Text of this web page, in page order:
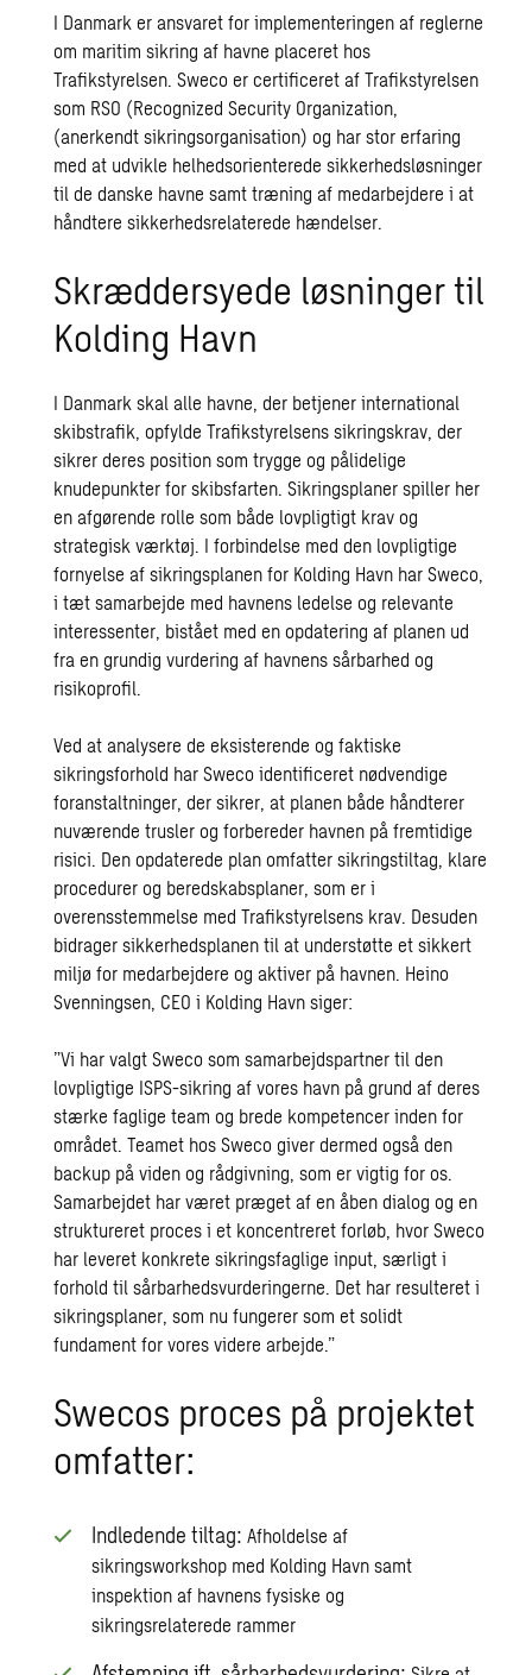
I Danmark er ansvaret for implementeringen af reglerne
om maritim sikring af havne placeret hos
Trafikstyrelsen. Sweco er certificeret af Trafikstyrelsen
som RSO (Recognized Security Organization,
(anerkendt sikringsorganisation) og har stor erfaring
med at udvikle helhedsorienterede sikkerhedsløsninger
til de danske havne samt træning af medarbejdere i at
håndtere sikkerhedsrelaterede hændelser.
Skræddersyede løsninger til
Kolding Havn
I Danmark skal alle havne, der betjener international
skibstrafik, opfylde Trafikstyrelsens sikringskrav, der
sikrer deres position som trygge og pålidelige
knudepunkter for skibsfarten. Sikringsplaner spiller her
en afgørende rolle som både lovpligtigt krav og
strategisk værktøj. I forbindelse med den lovpligtige
fornyelse af sikringsplanen for Kolding Havn har Sweco,
i tæt samarbejde med havnens ledelse og relevante
interessenter, bistået med en opdatering af planen ud
fra en grundig vurdering af havnens sårbarhed og
risikoprofil.
Ved at analysere de eksisterende og faktiske
sikringsforhold har Sweco identificeret nødvendige
foranstaltninger, der sikrer, at planen både håndterer
nuværende trusler og forbereder havnen på fremtidige
risici. Den opdaterede plan omfatter sikringstiltag, klare
procedurer og beredskabsplaner, som er i
overensstemmelse med Trafikstyrelsens krav. Desuden
bidrager sikkerhedsplanen til at understøtte et sikkert
miljø for medarbejdere og aktiver på havnen. Heino
Svenningsen, CEO i Kolding Havn siger:
”Vi har valgt Sweco som samarbejdspartner til den
lovpligtige ISPS-sikring af vores havn på grund af deres
stærke faglige team og brede kompetencer inden for
området. Teamet hos Sweco giver dermed også den
backup på viden og rådgivning, som er vigtig for os.
Samarbejdet har været præget af en åben dialog og en
struktureret proces i et koncentreret forløb, hvor Sweco
har leveret konkrete sikringsfaglige input, særligt i
forhold til sårbarhedsvurderingerne. Det har resulteret i
sikringsplaner, som nu fungerer som et solidt
fundament for vores videre arbejde.”
Swecos proces på projektet
omfatter:
Indledende tiltag:Afholdelse af
sikringsworkshop med Kolding Havn samt
inspektion af havnens fysiske og
sikringsrelaterede rammer